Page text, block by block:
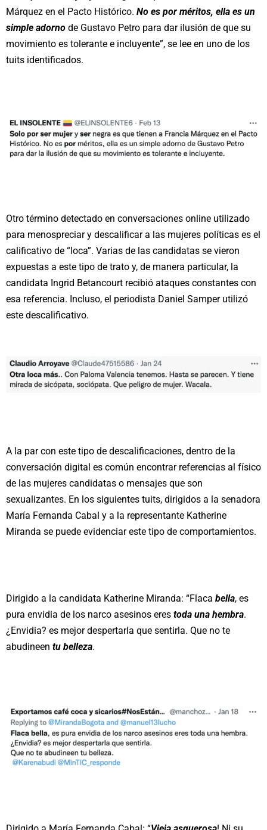
Márquez en el Pacto Histórico. No es por méritos, ella es un
simple adorno de Gustavo Petro para dar ilusión de que su
movimiento es tolerante e incluyente”, se lee en uno de los
tuits identificados.
Otro término detectado en conversaciones online utilizado
para menospreciar y descalificar a las mujeres políticas es el
calificativo de “loca”. Varias de las candidatas se vieron
expuestas a este tipo de trato y, de manera particular, la
candidata Ingrid Betancourt recibió ataques constantes con
esa referencia. Incluso, el periodista Daniel Samper utilizó
este descalificativo.
A la par con este tipo de descalificaciones, dentro de la
conversación digital es común encontrar referencias al físico
de las mujeres candidatas o mensajes que son
sexualizantes. En los siguientes tuits, dirigidos a la senadora
María Fernanda Cabal y a la representante Katherine
Miranda se puede evidenciar este tipo de comportamientos.
Dirigido a la candidata Katherine Miranda: “Flaca bella, es
pura envidia de los narco asesinos eres toda una hembra.
¿Envidia? es mejor despertarla que sentirla. Que no te
abudineen tu belleza.